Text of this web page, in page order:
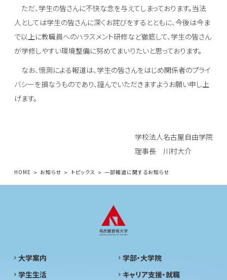
ただ、学生の皆さんに不快な念を与えてしまっております。当法
人としては学生の皆さんに深くお詫びをするとともに、今後は今ま
で以上に教職員へのハラスメント研修など徹底して、学生の皆さん
が学修しやすい環境整備に努めてまいりたいと思っております。
なお、憶測による報道は、学生の皆さんをはじめ関係者のプライ
バシーを損なうものであり、謹んでいただきますようお願い申し上
げます。
学校法人名古屋自由学院
理事長 川村大介
HOME お知らせ トピックス 一部報道に関するお知らせ
大学案内
学部・大学院
学生生活
キャリア支援・就職